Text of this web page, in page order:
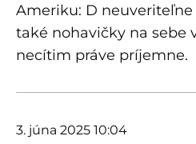
Ameriku: D
také nohavičky na sebe
necítim práve príjemne.
3. júna 2025 10:04